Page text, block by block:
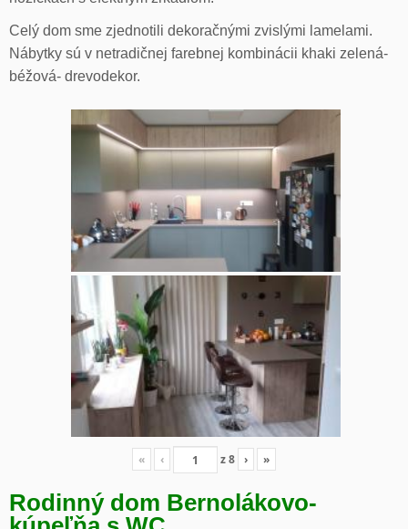
Celý dom sme zjednotili dekoračnými zvislými lamelami.
Nábytky sú v netradičnej farebnej kombinácii khaki zelená-
béžová- drevodekor.
« ‹ z8 › »
Rodinný dom Bernolákovo-